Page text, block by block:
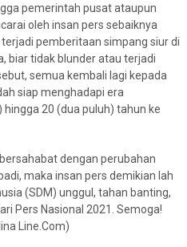
pemerintah pusat ataupun
oleh insan pers sebaiknya
pemberitaan simpang siur di
biar tidak blunder atau terjadi
semua kembali lagi kepada
siap menghadapi era
20 (dua puluh) tahun ke
dengan perubahan
maka insan pers demikian lah
(SDM) unggul, tahan banting,
Pers Nasional 2021. Semoga!
Line.Com)